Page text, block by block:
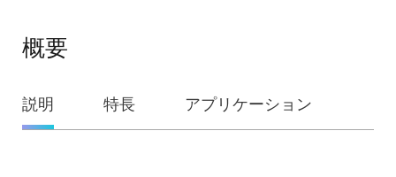
概要
概
要
説明 特長 アプリケーション